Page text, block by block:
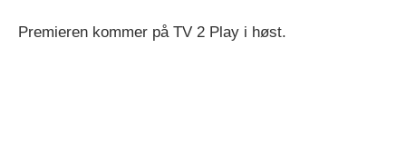
Premieren kommer på TV 2 Play i høst.